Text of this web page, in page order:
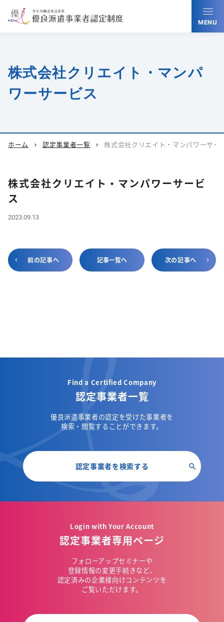
MENU
株式会社クリエイト・マンパ
ワーサービス
ホーム chevron_right 認定事業者一覧 chevron_right 株式会社クリエイト・マンパワーサー
株式会社クリエイト・マンパワーサービ
ス
2023.09.13
前の記事へ 記事一覧へ 次の記事へ
Find a Certified Company
認定事業者一覧
優良派遣事業者の認定を受けた事業者を
検索・閲覧することができます。
認定事業者を検索する
Login with Your Account
認定事業者専用ページ
フォローアップセミナーや
登録情報の変更手続きなど、
認定済みの企業様向けコンテンツを
ご覧いただけます。